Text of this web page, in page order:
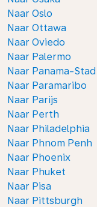
Naar Oslo
Naar Ottawa
Naar Oviedo
Naar Palermo
Naar Panama-Stad
Naar Paramaribo
Naar Parijs
Naar Perth
Naar Philadelphia
Naar Phnom Penh
Naar Phoenix
Naar Phuket
Naar Pisa
Naar Pittsburgh